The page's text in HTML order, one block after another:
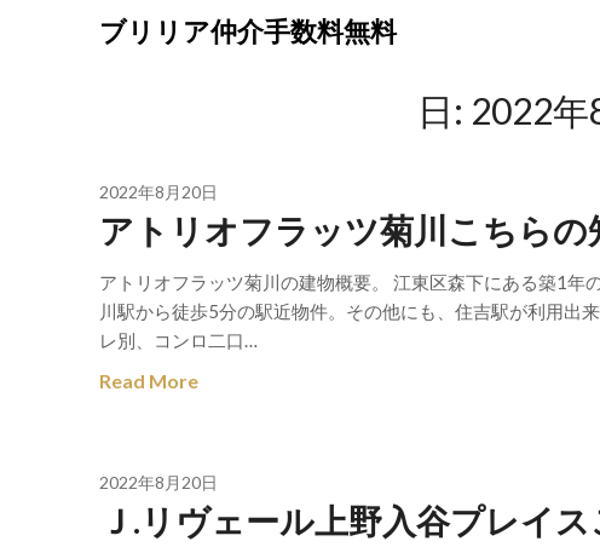
ブリリア仲介手数料無料
日: 2022年
2022年8月20日
アトリオフラッツ菊川こちらの
アトリオフラッツ菊川の建物概要。 江東区森下にある築1年
川駅から徒歩5分の駅近物件。その他にも、住吉駅が利用出
レ別、コンロ二口…
Read More
2022年8月20日
Ｊ.リヴェール上野入谷プレイ